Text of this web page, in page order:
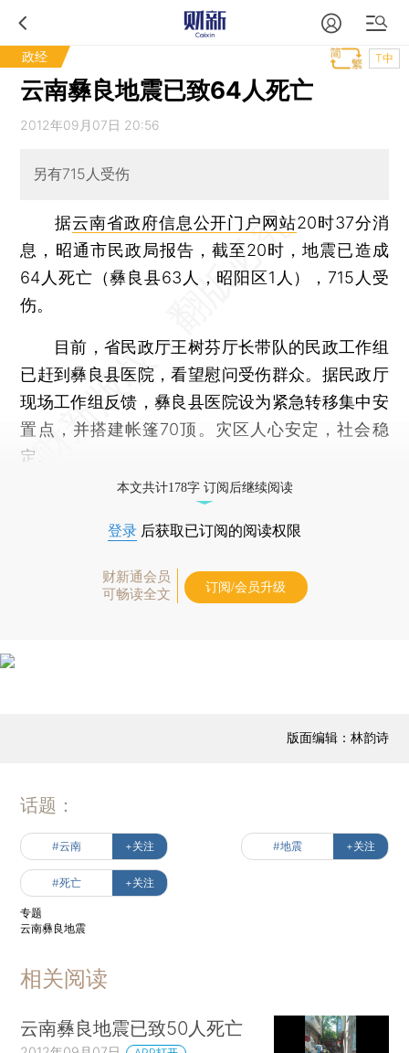
政经 T中
云南彝良地震已致64人死亡
2012年09月07日 20:56
另有715人受伤
据云南省政府信息公开门户网站20时37分消
息，昭通市民政局报告，截至20时，地震已造成
64人死亡（彝良县63人，昭阳区1人），715人受
伤。
目前，省民政厅王树芬厅长带队的民政工作组
已赶到彝良县医院，看望慰问受伤群众。据民政厅
现场工作组反馈，彝良县医院设为紧急转移集中安
置点，并搭建帐篷70顶。灾区人心安定，社会稳
定。
本文共计178字 订阅后继续阅读
登录 后获取已订阅的阅读权限
财新通会员
可畅读全文
订阅/会员升级
版面编辑：林韵诗
话题：
#云南 +关注 #地震 +关注
#死亡 +关注
专题
云南彝良地震
相关阅读
云南彝良地震已致50人死亡